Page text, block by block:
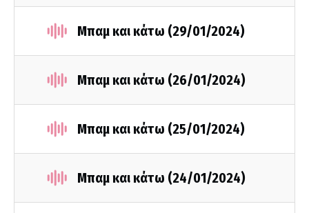
Μπαμ και κάτω (29/01/2024)
Μπαμ και κάτω (26/01/2024)
Μπαμ και κάτω (25/01/2024)
Μπαμ και κάτω (24/01/2024)